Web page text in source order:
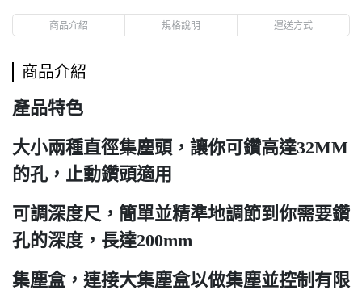
商品介紹 規格說明 運送方式
商品介紹
產品特色
大小兩種直徑集塵頭，讓你可鑽高達32MM
的孔​，止動鑽頭適用​
可調深度尺​，簡單並精準地調節到你需要鑽
孔的深度，長達200mm​
集塵盒​，連接大集塵盒以做集塵並控制有限